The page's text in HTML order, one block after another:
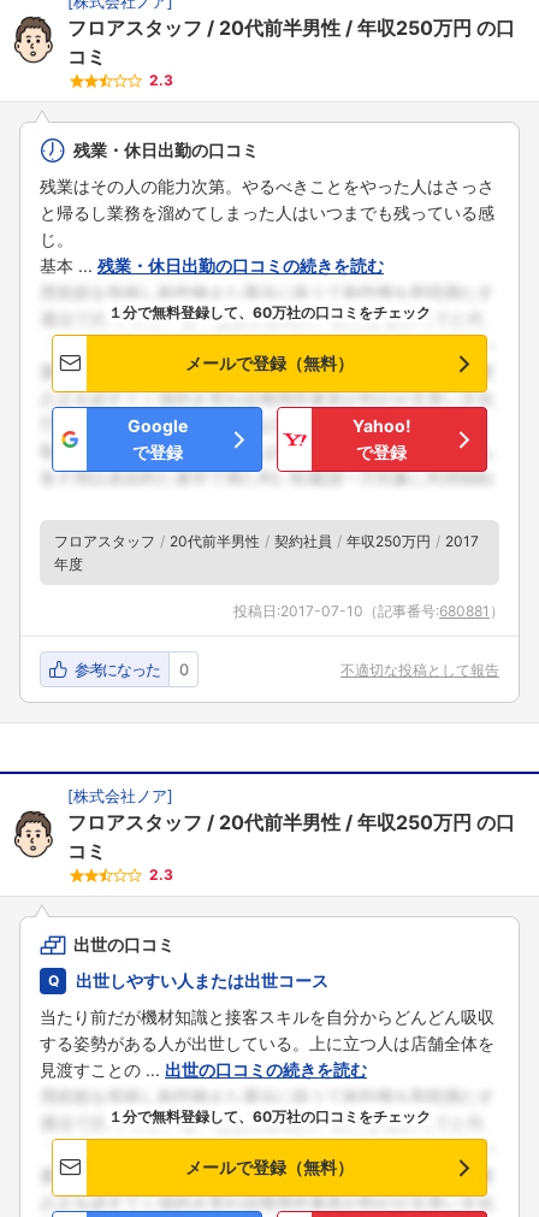
フォローしました
こちらの企業もフォローしませんか？
フロアスタッフ 20代前半男性 年収250万円 の口
コミ
2.3
残業・休日出勤の口コミ
残業はその人の能力次第。やるべきことをやった人はさっさ
と帰るし業務を溜めてしまった人はいつまでも残っている感
じ。
基本 ... 残業・休日出勤の口コミの続きを読む
１分で無料登録して、60万社の口コミをチェック
メールで登録（無料）
Google
で登録
Yahoo!
で登録
フロアスタッフ 20代前半男性 契約社員 年収250万円
2017
年度
投稿日:2017-07-10 （記事番号:680881 ）
参考になった 0 不適切な投稿として報告
[株式会社ノア]
フロアスタッフ 20代前半男性 年収250万円 の口
コミ
2.3
出世の口コミ
出世しやすい人または出世コース
当たり前だが機材知識と接客スキルを自分からどんどん吸収
する姿勢がある人が出世している。上に立つ人は店舗全体を
見渡すことの ... 出世の口コミの続きを読む
１分で無料登録して、60万社の口コミをチェック
メールで登録（無料）